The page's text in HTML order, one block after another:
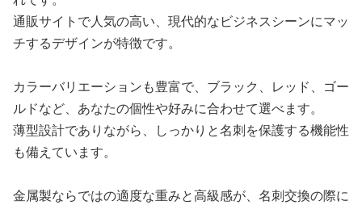
通販サイトで人気の高い、現代的なビジネスシーンにマッ
チするデザインが特徴です。
カラーバリエーションも豊富で、ブラック、レッド、ゴー
ルドなど、あなたの個性や好みに合わせて選べます。
薄型設計でありながら、しっかりと名刺を保護する機能性
も備えています。
金属製ならではの適度な重みと高級感が、名刺交換の際に